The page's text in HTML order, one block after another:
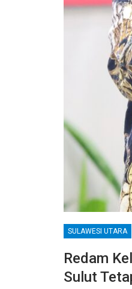
SULAWESI UTARA
Redam
Sulut